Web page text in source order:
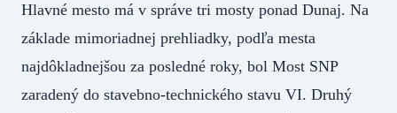
Hlavné mesto má v správe tri mosty ponad Dunaj. Na
základe mimoriadnej prehliadky, podľa mesta
najdôkladnejšou za posledné roky, bol Most SNP
zaradený do stavebno-technického stavu VI. Druhý